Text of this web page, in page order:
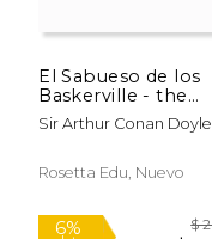
El Sabueso de los
Baskerville - the
Hound of the
Baskervilles
Sir Arthur Conan Doyle
Rosetta Edu, Nuevo